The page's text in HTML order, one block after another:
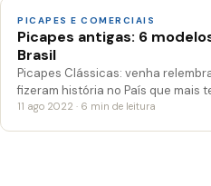
PICAPES E COMERCIAIS
Picapes antigas: 6
Brasil
Picapes Clássicas: venha
fizeram história no País que mais
11 ago 2022 · 6 min de leitura